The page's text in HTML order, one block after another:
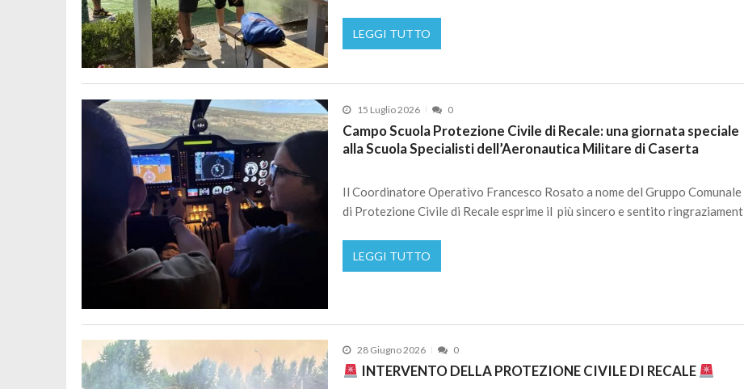
LEGGI TUTTO
15 Luglio 2026 0
Campo Scuola Protezione Civile di Recale: una giornata speciale
alla Scuola Specialisti dell’Aeronautica Militare di Caserta
Il Coordinatore Operativo Francesco Rosato a nome del Gruppo Comunale
di Protezione Civile di Recale esprime il più sincero e sentito ringraziament
LEGGI TUTTO
28 Giugno 2026 0
INTERVENTO DELLA PROTEZIONE CIVILE DI RECALE